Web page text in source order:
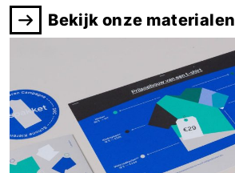
Bekijk onze materialen